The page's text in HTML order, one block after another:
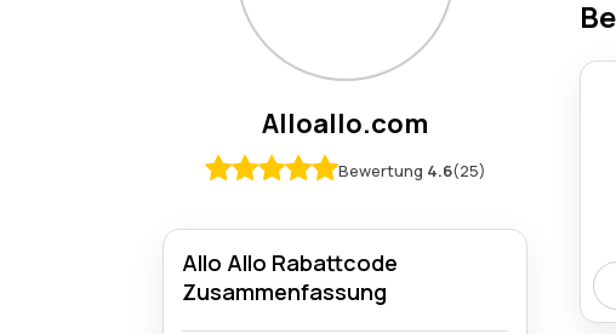
Alloallo.com
Bewertung 4.6(25)
Allo Allo Rabattcode
Zusammenfassung